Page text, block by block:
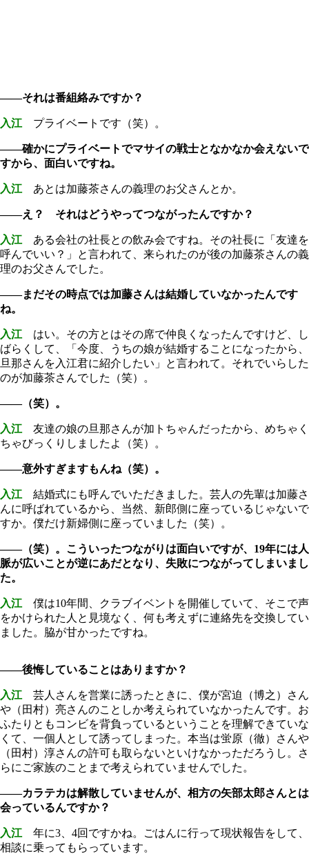
――それは番組絡みですか？
入江 プライベートです（笑）。
――確かにプライベートでマサイの戦士となかなか会えないで
すから、面白いですね。
入江 あとは加藤茶さんの義理のお父さんとか。
――え？ それはどうやってつながったんですか？
入江 ある会社の社長との飲み会ですね。その社長に「友達を
呼んでいい？」と言われて、来られたのが後の加藤茶さんの義
理のお父さんでした。
――まだその時点では加藤さんは結婚していなかったんです
ね。
入江 はい。その方とはその席で仲良くなったんですけど、し
ばらくして、「今度、うちの娘が結婚することになったから、
旦那さんを入江君に紹介したい」と言われて。それでいらした
のが加藤茶さんでした（笑）。
――（笑）。
入江 友達の娘の旦那さんが加トちゃんだったから、めちゃく
ちゃびっくりしましたよ（笑）。
――意外すぎますもんね（笑）。
入江 結婚式にも呼んでいただきました。芸人の先輩は加藤さ
んに呼ばれているから、当然、新郎側に座っているじゃないで
すか。僕だけ新婦側に座っていました（笑）。
――（笑）。こういったつながりは面白いですが、19年には人
脈が広いことが逆にあだとなり、失敗につながってしまいまし
た。
入江 僕は10年間、クラブイベントを開催していて、そこで声
をかけられた人と見境なく、何も考えずに連絡先を交換してい
ました。脇が甘かったですね。
――後悔していることはありますか？
入江 芸人さんを営業に誘ったときに、僕が宮迫（博之）さん
や（田村）亮さんのことしか考えられていなかったんです。お
ふたりともコンビを背負っているということを理解できていな
くて、一個人として誘ってしまった。本当は蛍原（徹）さんや
（田村）淳さんの許可も取らないといけなかっただろうし。さ
らにご家族のことまで考えられていませんでした。
――カラテカは解散していませんが、相方の矢部太郎さんとは
会っているんですか？
入江 年に3、4回ですかね。ごはんに行って現状報告をして、
相談に乗ってもらっています。